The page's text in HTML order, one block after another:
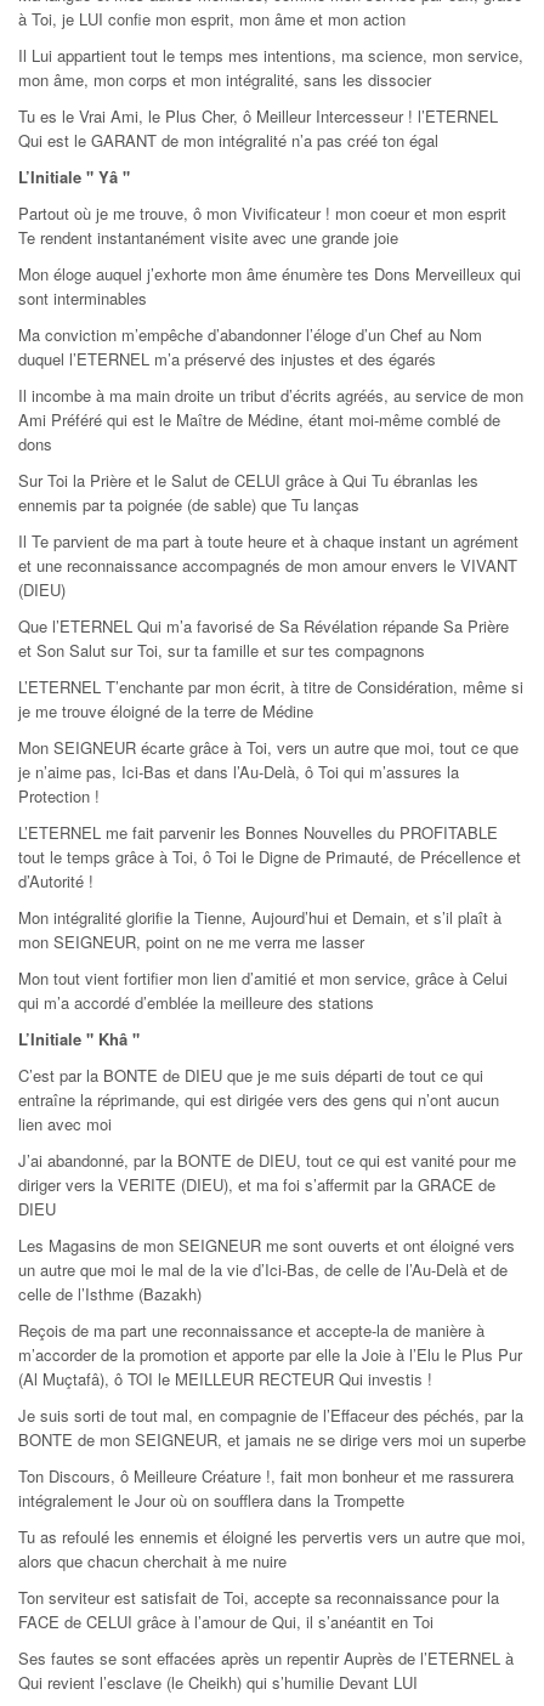
à Toi, je LUI confie mon esprit, mon âme et mon action
Il Lui appartient tout le temps mes intentions, ma science, mon service,
mon âme, mon corps et mon intégralité, sans les dissocier
Tu es le Vrai Ami, le Plus Cher, ô Meilleur Intercesseur ! l’ETERNEL
Qui est le GARANT de mon intégralité n’a pas créé ton égal
L’Initiale " Yâ "
Partout où je me trouve, ô mon Vivificateur ! mon coeur et mon esprit
Te rendent instantanément visite avec une grande joie
Mon éloge auquel j’exhorte mon âme énumère tes Dons Merveilleux qui
sont interminables
Ma conviction m’empêche d’abandonner l’éloge d’un Chef au Nom
duquel l’ETERNEL m’a préservé des injustes et des égarés
Il incombe à ma main droite un tribut d’écrits agréés, au service de mon
Ami Préféré qui est le Maître de Médine, étant moi-même comblé de
dons
Sur Toi la Prière et le Salut de CELUI grâce à Qui Tu ébranlas les
ennemis par ta poignée (de sable) que Tu lanças
Il Te parvient de ma part à toute heure et à chaque instant un agrément
et une reconnaissance accompagnés de mon amour envers le VIVANT
(DIEU)
Que l’ETERNEL Qui m’a favorisé de Sa Révélation répande Sa Prière
et Son Salut sur Toi, sur ta famille et sur tes compagnons
L’ETERNEL T’enchante par mon écrit, à titre de Considération, même si
je me trouve éloigné de la terre de Médine
Mon SEIGNEUR écarte grâce à Toi, vers un autre que moi, tout ce que
je n’aime pas, Ici-Bas et dans l’Au-Delà, ô Toi qui m’assures la
Protection !
L’ETERNEL me fait parvenir les Bonnes Nouvelles du PROFITABLE
tout le temps grâce à Toi, ô Toi le Digne de Primauté, de Précellence et
d’Autorité !
Mon intégralité glorifie la Tienne, Aujourd’hui et Demain, et s’il plaît à
mon SEIGNEUR, point on ne me verra me lasser
Mon tout vient fortifier mon lien d’amitié et mon service, grâce à Celui
qui m’a accordé d’emblée la meilleure des stations
L’Initiale " Khâ "
C’est par la BONTE de DIEU que je me suis départi de tout ce qui
entraîne la réprimande, qui est dirigée vers des gens qui n’ont aucun
lien avec moi
J’ai abandonné, par la BONTE de DIEU, tout ce qui est vanité pour me
diriger vers la VERITE (DIEU), et ma foi s’affermit par la GRACE de
DIEU
Les Magasins de mon SEIGNEUR me sont ouverts et ont éloigné vers
un autre que moi le mal de la vie d’Ici-Bas, de celle de l’Au-Delà et de
celle de l’Isthme (Bazakh)
Reçois de ma part une reconnaissance et accepte-la de manière à
m’accorder de la promotion et apporte par elle la Joie à l’Elu le Plus Pur
(Al Muçtafâ), ô TOI le MEILLEUR RECTEUR Qui investis !
Je suis sorti de tout mal, en compagnie de l’Effaceur des péchés, par la
BONTE de mon SEIGNEUR, et jamais ne se dirige vers moi un superbe
Ton Discours, ô Meilleure Créature !, fait mon bonheur et me rassurera
intégralement le Jour où on soufflera dans la Trompette
Tu as refoulé les ennemis et éloigné les pervertis vers un autre que moi,
alors que chacun cherchait à me nuire
Ton serviteur est satisfait de Toi, accepte sa reconnaissance pour la
FACE de CELUI grâce à l’amour de Qui, il s’anéantit en Toi
Ses fautes se sont effacées après un repentir Auprès de l’ETERNEL à
Qui revient l’esclave (le Cheikh) qui s’humilie Devant LUI